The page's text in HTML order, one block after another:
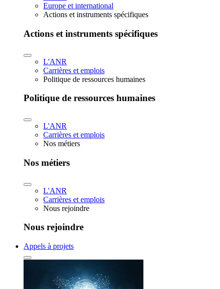
Europe et international
Actions et instruments spécifiques
Actions et instruments spécifiques
L'ANR
Carrières et emplois
Politique de ressources humaines
Politique de ressources humaines
L'ANR
Carrières et emplois
Nos métiers
Nos métiers
L'ANR
Carrières et emplois
Nous rejoindre
Nous rejoindre
Appels à projets